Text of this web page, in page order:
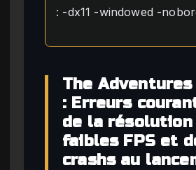
: -dx11 -windowed -
The
: Erreurs
de la résolution
faibles FPS et
crashs au